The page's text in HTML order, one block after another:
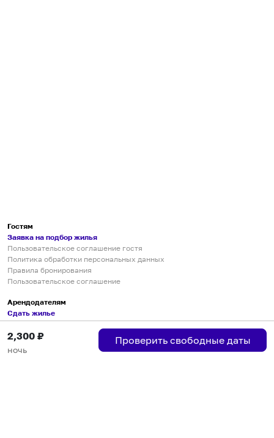
2,300 ₽
ночь
Проверить свободные даты
Гостям
Заявка на подбор жилья
Пользовательское соглашение гостя
Политика обработки персональных данных
Правила бронирования
Пользовательское соглашение
Арендодателям
Сдать жилье
Пользовательское соглашение
Правила публикации объявлений